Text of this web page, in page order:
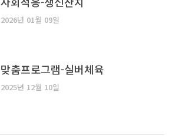
2026년 01월 09일
맞춤프로그램-실버체육
2025년 12월 10일